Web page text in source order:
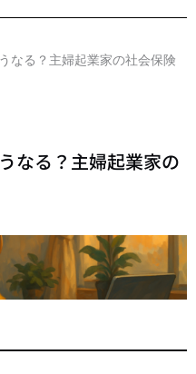
なる？主婦起業家の社会保険
なる？主婦起業家の